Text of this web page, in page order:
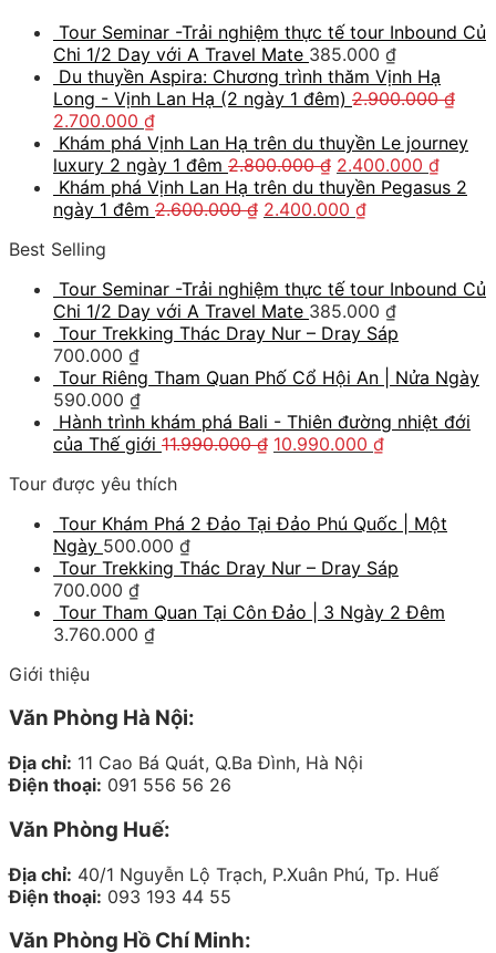
Tour Seminar -Trải nghiệm thực tế tour Inbound Củ
Chi 1/2 Day với A Travel Mate 385.000 ₫
Du thuyền Aspira: Chương trình thăm Vịnh Hạ
Long - Vịnh Lan Hạ (2 ngày 1 đêm) 2.900.000₫
2.700.000 ₫
Khám phá Vịnh Lan Hạ trên du thuyền Le journey
luxury 2 ngày 1 đêm 2.800.000₫ 2.400.000 ₫
Khám phá Vịnh Lan Hạ trên du thuyền Pegasus 2
ngày 1 đêm 2.600.000₫ 2.400.000 ₫
Best Selling
Tour Seminar -Trải nghiệm thực tế tour Inbound Củ
Chi 1/2 Day với A Travel Mate 385.000 ₫
Tour Trekking Thác Dray Nur – Dray Sáp
700.000 ₫
Tour Riêng Tham Quan Phố Cổ Hội An | Nửa Ngày
590.000 ₫
Hành trình khám phá Bali - Thiên đường nhiệt đới
của Thế giới 11.990.000₫ 10.990.000 ₫
Tour được yêu thích
Tour Khám Phá 2 Đảo Tại Đảo Phú Quốc | Một
Ngày 500.000 ₫
Tour Trekking Thác Dray Nur – Dray Sáp
700.000 ₫
Tour Tham Quan Tại Côn Đảo | 3 Ngày 2 Đêm
3.760.000 ₫
Giới thiệu
Văn Phòng Hà Nội:
Địa chỉ: 11 Cao Bá Quát, Q.Ba Đình, Hà Nội
Điện thoại: 091 556 56 26
Văn Phòng Huế:
Địa chỉ: 40/1 Nguyễn Lộ Trạch, P.Xuân Phú, Tp. Huế
Điện thoại: 093 193 44 55
Văn Phòng Hồ Chí Minh: